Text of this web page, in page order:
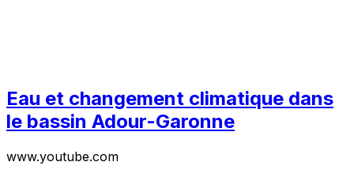
Eau et changement climatique dans
le bassin Adour-Garonne
www.youtube.com